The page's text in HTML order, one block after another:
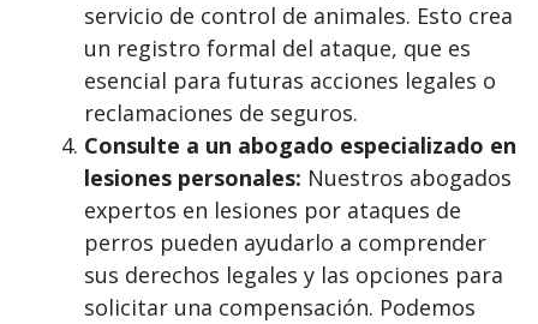
servicio de control de animales. Esto crea
un registro formal del ataque, que es
esencial para futuras acciones legales o
reclamaciones de seguros.
Consulte a un abogado especializado en
lesiones personales: Nuestros abogados
expertos en lesiones por ataques de
perros pueden ayudarlo a comprender
sus derechos legales y las opciones para
solicitar una compensación. Podemos